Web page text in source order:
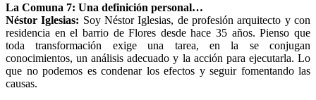
La Comuna 7: Una definición personal…
Néstor Iglesias: Soy Néstor Iglesias, de profesión arquitecto y con
residencia en el barrio de Flores desde hace 35 años. Pienso que
toda transformación exige una tarea, en la se conjugan
conocimientos, un análisis adecuado y la acción para ejecutarla. Lo
que no podemos es condenar los efectos y seguir fomentando las
causas.